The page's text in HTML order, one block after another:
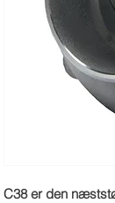
C38 er den